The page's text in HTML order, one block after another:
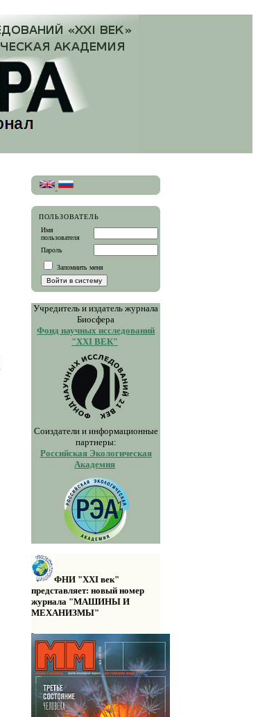
ПОЛЬЗОВАТЕЛЬ
Имя
пользователя
Пароль
Запомнить меня
Учредитель и издатель журнала
Биосфера
Фонд научных исследований
"XXI ВЕК"
Соиздатели и информационные
партнеры:
Российская Экологическая
Академия
ФНИ "XXI век"
представляет: новый номер
журнала "МАШИНЫ И
МЕХАНИЗМЫ"